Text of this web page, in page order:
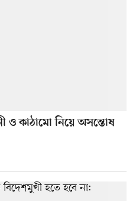
ও কাঠামো নিয়ে অসন্তোষ